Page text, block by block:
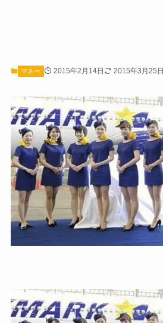
マネー 2015年2月14日 2015年3月25日